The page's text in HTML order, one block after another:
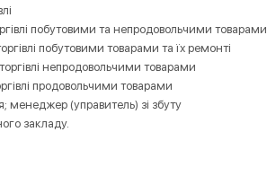
побутовими та непродовольчими товарами
побутовими товарами та їх ремонті
непродовольчими товарами
продовольчими товарами
менеджер (управитель) зі збуту
закладу.